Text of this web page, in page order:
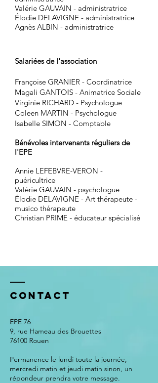
Valérie GAUVAIN - administratrice
Élodie DELAVIGNE - administratrice
Agnès ALBIN - administratrice
Salariées de l'association
Françoise GRANIER - Coordinatrice
Magali GANTOIS - Animatrice Sociale
Virginie RICHARD - Psychologue
Coleen MARTIN - Psychologue
Isabelle SIMON - Comptable
Bénévoles intervenants réguliers de
l'EPE
Annie LEFEBVRE-VERON -
puéricultrice
Valérie GAUVAIN - psychologue
Élodie DELAVIGNE - Art thérapeute -
musico thérapeute
Christian PRIME - éducateur spécialisé
Contact
EPE 76
9, rue Hameau des Brouettes
76100 Rouen
Permanence le lundi toute la journée,
mercredi matin et jeudi matin sinon, un
répondeur prendra votre message.